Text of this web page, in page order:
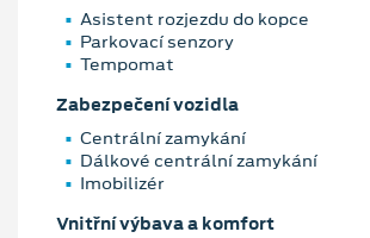
Asistent rozjezdu do kopce
Parkovací senzory
Tempomat
Zabezpečení vozidla
Centrální zamykání
Dálkové centrální zamykání
Imobilizér
Vnitřní výbava a komfort